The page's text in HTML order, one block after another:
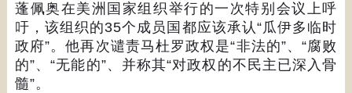
蓬佩奥在美洲国家组织举行的一次特别会议上呼
吁，该组织的35个成员国都应该承认“瓜伊多临时
政府”。他再次谴责马杜罗政权是“非法的”、“腐败
的”、“无能的”、并称其“对政权的不民主已深入骨
髓”。